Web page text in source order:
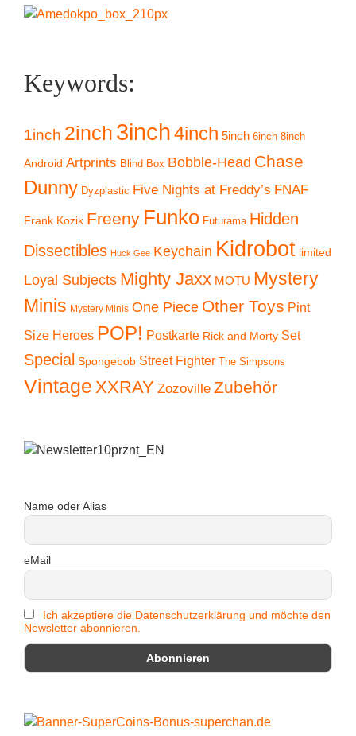
Keywords:
1inch 2inch 3inch4inch 5inch 6inch 8inch
Android Artprints Blind Box Bobble-Head Chase
Dunny Dyzplastic Five Nights at Freddy’s FNAF
Frank Kozik Freeny Funko Futurama Hidden
Dissectibles Huck Gee Keychain Kidrobot limited
Loyal Subjects Mighty Jaxx MOTU Mystery
Minis Mystery Minis One Piece Other Toys Pint
Size Heroes POP! Postkarte Rick and Morty Set
Special Spongebob Street Fighter The Simpsons
Vintage XXRAY Zozoville Zubehör
Name oder Alias
eMail
Ich akzeptiere die Datenschutzerklärung und möchte den
Newsletter abonnieren.